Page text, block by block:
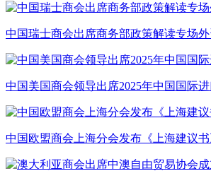
中国瑞士商会出席商务部政策解读专场
中国美国商会领导出席2025年中国国际
中国欧盟商会上海分会发布《上海建议